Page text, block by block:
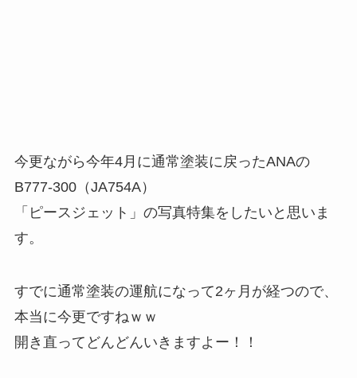
今更ながら今年4月に通常塗装に戻ったANAの
B777-300（JA754A）
「ピースジェット」の写真特集をしたいと思いま
す。
すでに通常塗装の運航になって2ヶ月が経つので、
本当に今更ですねｗｗ
開き直ってどんどんいきますよー！！